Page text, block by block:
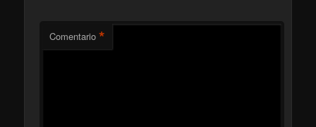
Comentario *